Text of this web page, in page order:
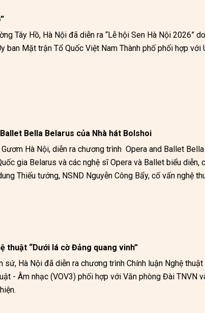
Tây Hồ, Hà Nội đã diễn ra “Lễ hội Sen Hà Nội 2026” do
ban Mặt trận Tổ Quốc Việt Nam Thành phố phối hợp với
Bella Belarus của Nhà hát Bolshoi
Hà Nội, diễn ra chương trình  Opera and Ballet Bella
gia Belarus và các nghệ sĩ Opera và Ballet biểu diễn,
Thiếu tướng, NSND Nguyễn Công Bẩy, cố vấn nghệ
thuật “Dưới lá cờ Đảng quang vinh”
Hà Nội đã diễn ra chương trình Chính luận Nghệ thuật
- Âm nhạc (VOV3) phối hợp với Văn phòng Đài TNVN